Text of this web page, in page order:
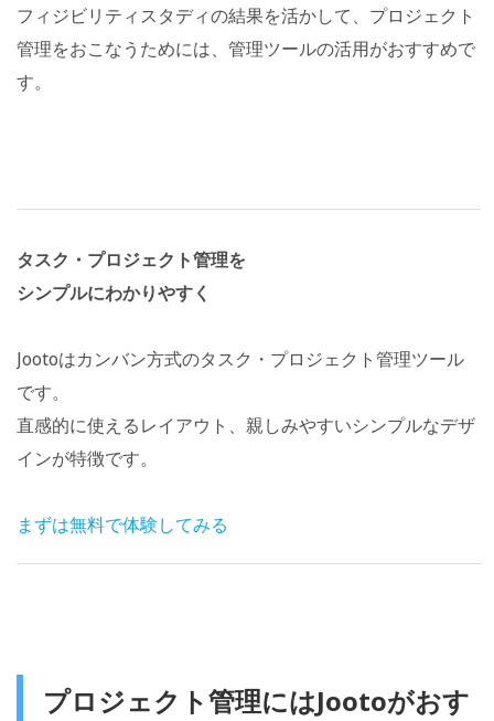
フィジビリティスタディの結果を活かして、プロジェクト
管理をおこなうためには、管理ツールの活用がおすすめで
す。
タスク・プロジェクト管理を
シンプルにわかりやすく
Jootoはカンバン方式のタスク・プロジェクト管理ツール
です。
直感的に使えるレイアウト、親しみやすいシンプルなデザ
インが特徴です。
まずは無料で体験してみる
プロジェクト管理にはJootoがおす